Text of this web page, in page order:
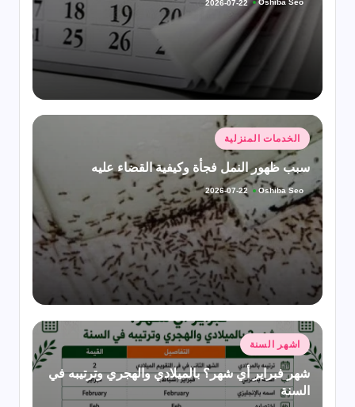
تمّ
Oshiba Seo
2026-07-22
نُشر
في
الخدمات المنزلية
سبب ظهور النمل فجأة وكيفية القضاء عليه
تمّ
النشر
بواسطة
Oshiba Seo
2026-07-22
نُشر
في
اشهر السنة
شهر فبراير أي شهر؟ بالميلادي والهجري وترتيبه في
السنة